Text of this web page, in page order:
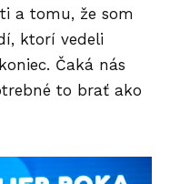
a tomu, že som
ktorí vedeli
Čaká nás
to brať ako